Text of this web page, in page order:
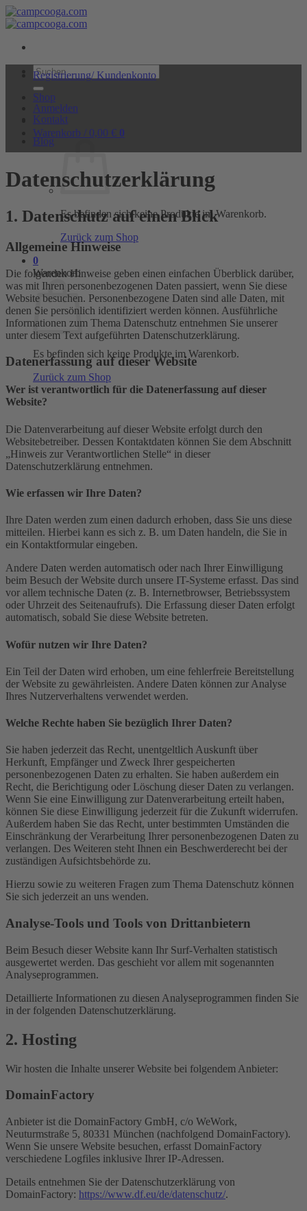
Zum
Inhalt
Suchen
nach:
Anmelden
Warenkorb / 0,00 € 0
Es befinden sich keine Produkte im Warenkorb.
Zurück zum Shop
0
Warenkorb
Es befinden sich keine Produkte im Warenkorb.
Zurück zum Shop
Registrierung/ Kundenkonto
Shop
Kontakt
Blog
Datenschutz­erklärung
1. Datenschutz auf einen Blick
Allgemeine Hinweise
Die folgenden Hinweise geben einen einfachen Überblick darüber,
was mit Ihren personenbezogenen Daten passiert, wenn Sie diese
Website besuchen. Personenbezogene Daten sind alle Daten, mit
denen Sie persönlich identifiziert werden können. Ausführliche
Informationen zum Thema Datenschutz entnehmen Sie unserer
unter diesem Text aufgeführten Datenschutzerklärung.
Datenerfassung auf dieser Website
Wer ist verantwortlich für die Datenerfassung auf dieser
Website?
Die Datenverarbeitung auf dieser Website erfolgt durch den
Websitebetreiber. Dessen Kontaktdaten können Sie dem Abschnitt
„Hinweis zur Verantwortlichen Stelle“ in dieser
Datenschutzerklärung entnehmen.
Wie erfassen wir Ihre Daten?
Ihre Daten werden zum einen dadurch erhoben, dass Sie uns diese
mitteilen. Hierbei kann es sich z. B. um Daten handeln, die Sie in
ein Kontaktformular eingeben.
Andere Daten werden automatisch oder nach Ihrer Einwilligung
beim Besuch der Website durch unsere IT-Systeme erfasst. Das sind
vor allem technische Daten (z. B. Internetbrowser, Betriebssystem
oder Uhrzeit des Seitenaufrufs). Die Erfassung dieser Daten erfolgt
automatisch, sobald Sie diese Website betreten.
Wofür nutzen wir Ihre Daten?
Ein Teil der Daten wird erhoben, um eine fehlerfreie Bereitstellung
der Website zu gewährleisten. Andere Daten können zur Analyse
Ihres Nutzerverhaltens verwendet werden.
Welche Rechte haben Sie bezüglich Ihrer Daten?
Sie haben jederzeit das Recht, unentgeltlich Auskunft über
Herkunft, Empfänger und Zweck Ihrer gespeicherten
personenbezogenen Daten zu erhalten. Sie haben außerdem ein
Recht, die Berichtigung oder Löschung dieser Daten zu verlangen.
Wenn Sie eine Einwilligung zur Datenverarbeitung erteilt haben,
können Sie diese Einwilligung jederzeit für die Zukunft widerrufen.
Außerdem haben Sie das Recht, unter bestimmten Umständen die
Einschränkung der Verarbeitung Ihrer personenbezogenen Daten zu
verlangen. Des Weiteren steht Ihnen ein Beschwerderecht bei der
zuständigen Aufsichtsbehörde zu.
Hierzu sowie zu weiteren Fragen zum Thema Datenschutz können
Sie sich jederzeit an uns wenden.
Analyse-Tools und Tools von Dritt­anbietern
Beim Besuch dieser Website kann Ihr Surf-Verhalten statistisch
ausgewertet werden. Das geschieht vor allem mit sogenannten
Analyseprogrammen.
Detaillierte Informationen zu diesen Analyseprogrammen finden Sie
in der folgenden Datenschutzerklärung.
2. Hosting
Wir hosten die Inhalte unserer Website bei folgendem Anbieter:
DomainFactory
Anbieter ist die DomainFactory GmbH, c/o WeWork,
Neuturmstraße 5, 80331 München (nachfolgend DomainFactory).
Wenn Sie unsere Website besuchen, erfasst DomainFactory
verschiedene Logfiles inklusive Ihrer IP-Adressen.
Details entnehmen Sie der Datenschutzerklärung von
DomainFactory: https://www.df.eu/de/datenschutz/.